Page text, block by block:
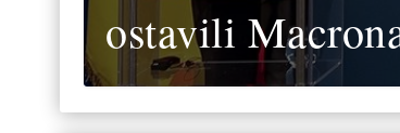
ostavili